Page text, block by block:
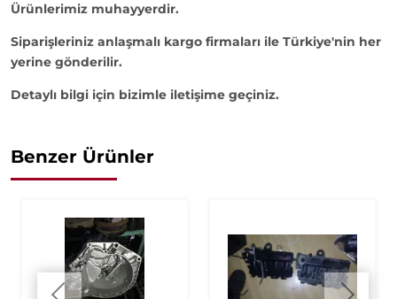
Ürünlerimiz muhayyerdir.
Siparişleriniz anlaşmalı kargo firmaları ile Türkiye'nin her
yerine gönderilir.
Detaylı bilgi için bizimle iletişime geçiniz.
Benzer Ürünler